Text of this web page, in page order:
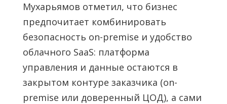
Мухарьямов отметил, что бизнес
предпочитает комбинировать
безопасность on-premise и удобство
облачного SaaS: платформа
управления и данные остаются в
закрытом контуре заказчика (on-
premise или доверенный ЦОД), а сами